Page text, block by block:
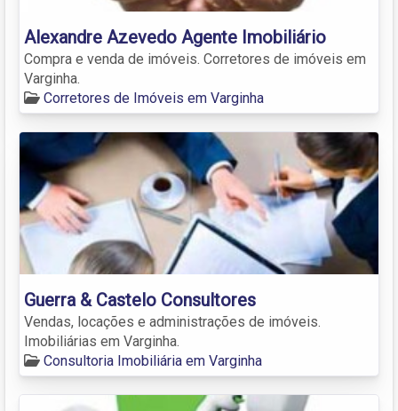
Alexandre Azevedo Agente Imobiliário
Compra e venda de imóveis. Corretores de imóveis em
Varginha.
Corretores de Imóveis em Varginha
Guerra & Castelo Consultores
Vendas, locações e administrações de imóveis.
Imobiliárias em Varginha.
Consultoria Imobiliária em Varginha